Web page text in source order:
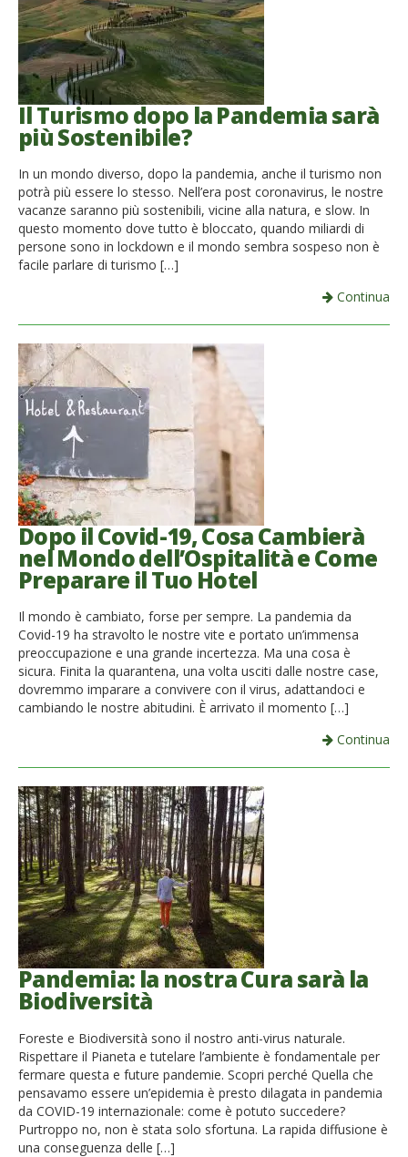
Il Turismo dopo la Pandemia sarà
più Sostenibile?
In un mondo diverso, dopo la pandemia, anche il turismo non
potrà più essere lo stesso. Nell’era post coronavirus, le nostre
vacanze saranno più sostenibili, vicine alla natura, e slow. In
questo momento dove tutto è bloccato, quando miliardi di
persone sono in lockdown e il mondo sembra sospeso non è
facile parlare di turismo […]
Continua
Dopo il Covid-19, Cosa Cambierà
nel Mondo dell’Ospitalità e Come
Preparare il Tuo Hotel
Il mondo è cambiato, forse per sempre. La pandemia da
Covid-19 ha stravolto le nostre vite e portato un’immensa
preoccupazione e una grande incertezza. Ma una cosa è
sicura. Finita la quarantena, una volta usciti dalle nostre case,
dovremmo imparare a convivere con il virus, adattandoci e
cambiando le nostre abitudini. È arrivato il momento […]
Continua
Pandemia: la nostra Cura sarà la
Biodiversità
Foreste e Biodiversità sono il nostro anti-virus naturale.
Rispettare il Pianeta e tutelare l’ambiente è fondamentale per
fermare questa e future pandemie. Scopri perché Quella che
pensavamo essere un’epidemia è presto dilagata in pandemia
da COVID-19 internazionale: come è potuto succedere?
Purtroppo no, non è stata solo sfortuna. La rapida diffusione è
una conseguenza delle […]